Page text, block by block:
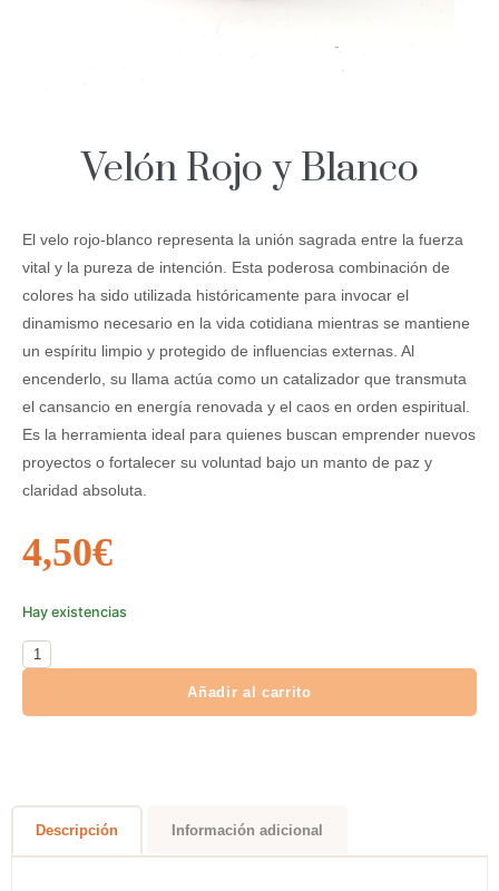
Velón Rojo y Blanco
El velo rojo-blanco representa la unión sagrada entre la fuerza
vital y la pureza de intención. Esta poderosa combinación de
colores ha sido utilizada históricamente para invocar el
dinamismo necesario en la vida cotidiana mientras se mantiene
un espíritu limpio y protegido de influencias externas. Al
encenderlo, su llama actúa como un catalizador que transmuta
el cansancio en energía renovada y el caos en orden espiritual.
Es la herramienta ideal para quienes buscan emprender nuevos
proyectos o fortalecer su voluntad bajo un manto de paz y
claridad absoluta.
4,50€
Hay existencias
Añadir al carrito
Descripción Información adicional